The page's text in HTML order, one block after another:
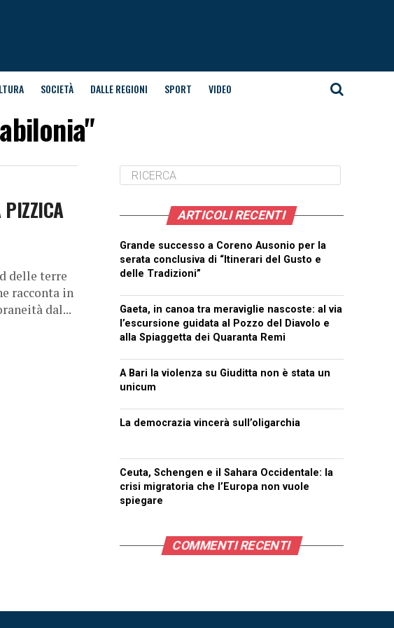
SOCIETÀ DALLE REGIONI SPORT VIDEO
PIZZICA
delle terre
racconta in
dal...
ARTICOLI RECENTI
Grande successo a Coreno Ausonio per la
serata conclusiva di “Itinerari del Gusto e
delle Tradizioni”
Gaeta, in canoa tra meraviglie nascoste: al via
l’escursione guidata al Pozzo del Diavolo e
alla Spiaggetta dei Quaranta Remi
A Bari la violenza su Giuditta non è stata un
unicum
La democrazia vincerà sull’oligarchia
Ceuta, Schengen e il Sahara Occidentale: la
crisi migratoria che l’Europa non vuole
spiegare
COMMENTI RECENTI